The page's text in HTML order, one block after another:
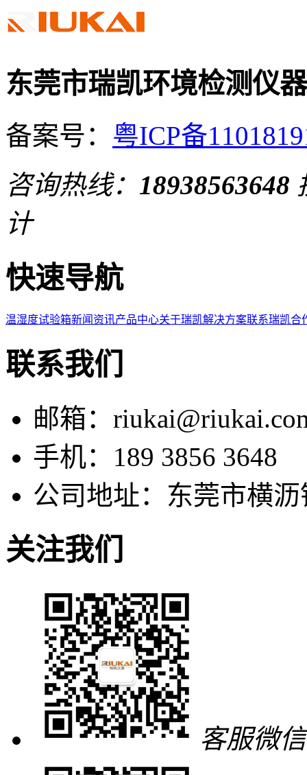
东莞市瑞凯环境检测仪
备案号： 粤ICP备
咨询热线： 18938563648
计
快速导航
温湿度试验箱新闻资讯产品中心关于瑞凯解决方案联系瑞凯合
联系我们
邮箱：
手机：189 3856 3648
公司地址：东莞市横
关注我们
客服微信